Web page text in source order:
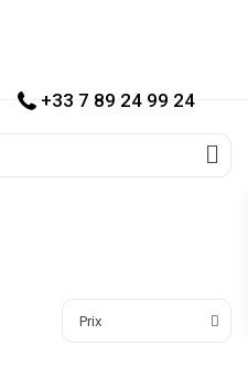
+33 7 89 24 99 24
Prix